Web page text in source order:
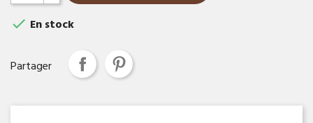
 En stock
Partager